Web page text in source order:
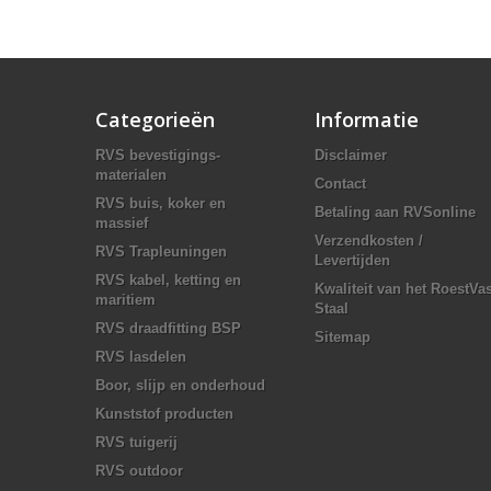
Categorieën
RVS bevestigings-
materialen
RVS buis, koker en
massief
RVS Trapleuningen
RVS kabel, ketting en
maritiem
RVS draadfitting BSP
RVS lasdelen
Boor, slijp en onderhoud
Kunststof producten
RVS tuigerij
RVS outdoor
Informatie
Disclaimer
Contact
Betaling aan RVSonline
Verzendkosten /
Levertijden
Kwaliteit van het
Staal
Sitemap